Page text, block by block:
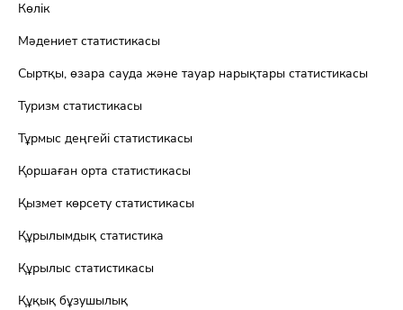
Көлік
Мәдениет статистикасы
Сыртқы, өзара сауда және тауар нарықтары статистикасы
Туризм статистикасы
Тұрмыс деңгейі статистикасы
Қоршаған орта статистикасы
Қызмет көрсету статистикасы
Құрылымдық статистика
Құрылыс статистикасы
Құқық бұзушылық